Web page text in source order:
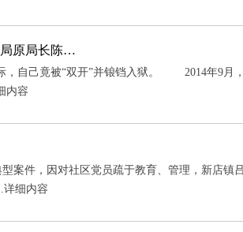
原局长陈…
，自己竟被“双开”并锒铛入狱。 2014年9月
内容
件，因对社区党员疏于教育、管理，新店镇
详细内容